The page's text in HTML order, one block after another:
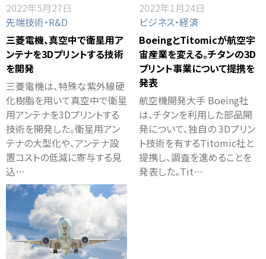
2022年5月27日
先端技術・R&D
三菱電機、真空中で衛星用ア
ンテナを3Dプリントする技術
を開発
三菱電機は、特殊な紫外線硬
化樹脂を用いて真空中で衛星
用アンテナを3Dプリントする
技術を開発した。衛星用アン
テナの大型化や、アンテナ設
置コストの低減に寄与する見
込…
2022年1月24日
ビジネス・経済
BoeingとTitomicが航空宇
宙産業を変える。チタンの3D
プリント事業について提携を
発表
航空機開発大手 Boeing社
は、チタンを利用した部品開
発について、独自の 3Dプリン
ト技術を有するTitomic社と
提携し、調査を進めることを
発表した。Tit…